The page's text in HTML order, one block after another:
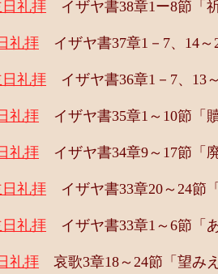
礼拝 イザヤ書38章1ー8節「
礼拝 イザヤ書37章1－7、14
礼拝 イザヤ書36章1－7、13
礼拝 イザヤ書35章1～10節「
礼拝 イザヤ書34章9～17節「
礼拝 イザヤ書33章20～24節
礼拝 イザヤ書33章1～6節「
礼拝 哀歌3章18～24節「望み